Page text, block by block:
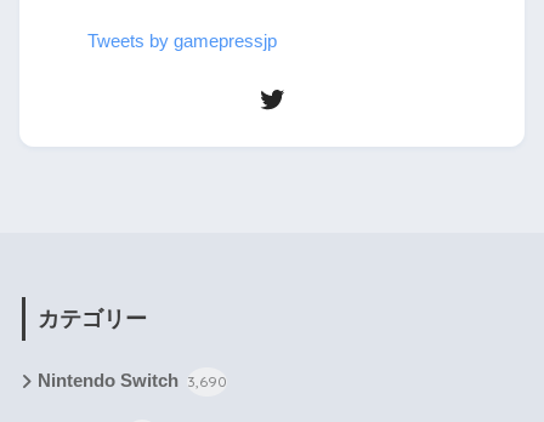
Tweets by gamepressjp
カテゴリー
Nintendo Switch 3,690